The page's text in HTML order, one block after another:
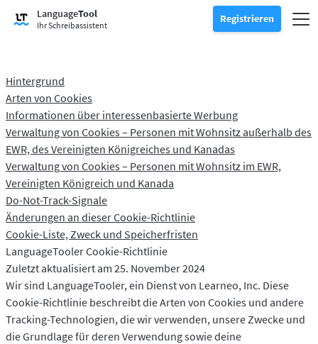
LanguageTool
Ihr Schreibassistent Registrieren
Grammatikprüfung
Überprüft Ihren Text auf Grammatikfehler und hilft Ihnen dabei,
Rechtschreibprüfung ausprobieren
Premium
Alle Premiumfunktionen entdecken
Profitieren Sie von den Vorteilen unbegrenzter
LT für Unternehmen
Entdecken Sie unsere DSGVO-konformen Lösungen, die eine
Mehr lesen
Apps & Add-ons
Überprüft Ihren Text auf Grammatikfehler und hilft Ihnen dabei,
Untermenü auswählen
Browser-Add-ons
Chrome
Edge
Firefox
Safari
Opera
Untermenü auswählen
Erweiterungen für E-Mail-Programme
Gmail
Outlook
BETA
Apple Mail
Thunderbird
Untermenü auswählen
Office-Erweiterungen
Google Docs
Word
Apple Pages
LibreOffice
Untermenü auswählen
Apps
macOS
Windows
Mehr
Für Unternehmen
API
Registrieren Einloggen
Hintergrund
Arten von Cookies
Informationen über interessenbasierte Werbung
Verwaltung von Cookies – Personen mit Wohnsitz außerhalb des
EWR, des Vereinigten Königreiches und Kanadas
Verwaltung von Cookies – Personen mit Wohnsitz im EWR,
Vereinigten Königreich und Kanada
Do-Not-Track-Signale
Änderungen an dieser Cookie-Richtlinie
Cookie-Liste, Zweck und Speicherfristen
LanguageTooler Cookie-Richtlinie
Zuletzt aktualisiert am 25. November 2024
Wir sind LanguageTooler, ein Dienst von Learneo, Inc. Diese
Cookie-Richtlinie beschreibt die Arten von Cookies und andere
Tracking-Technologien, die wir verwenden, unsere Zwecke und
die Grundlage für deren Verwendung sowie deine